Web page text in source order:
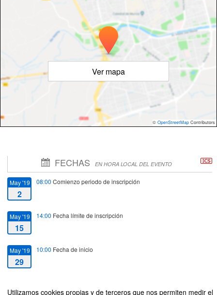
Utilizamos cookies propias y de terceros que nos permiten medir el
Ver mapa
© OpenStreetMap Contributors
FECHAS EN HORA LOCAL DEL EVENTO
May '19
2
08:00 Comienzo periodo de inscripción
May '19
15
14:00 Fecha límite de inscripción
May '19
29
10:00 Fecha de inicio